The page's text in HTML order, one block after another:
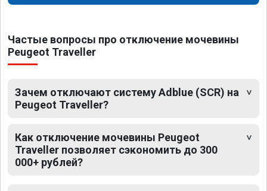
Частые вопросы про отключение мочевины
Peugeot Traveller
Зачем отключают систему Adblue (SCR) на
Peugeot Traveller?
Как отключение мочевины Peugeot
Traveller позволяет сэкономить до 300
000+ рублей?